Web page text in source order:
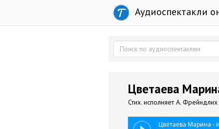
Аудиоспектакли
Цветаева
Стих. исполняет А. Фрейндлих
Цветаева Марина -